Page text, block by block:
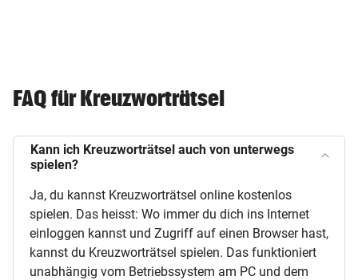
FAQ für Kreuzworträtsel
Kann ich Kreuzworträtsel auch von unterwegs
spielen?
Ja, du kannst Kreuzworträtsel online kostenlos
spielen. Das heisst: Wo immer du dich ins Internet
einloggen kannst und Zugriff auf einen Browser hast,
kannst du Kreuzworträtsel spielen. Das funktioniert
unabhängig vom Betriebssystem am PC und dem